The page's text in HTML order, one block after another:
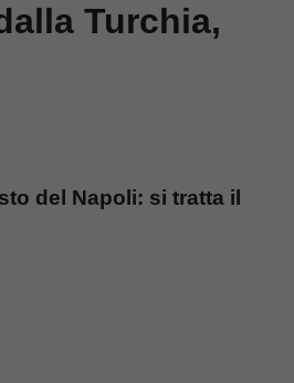
Turchia,
del Napoli: si tratta il